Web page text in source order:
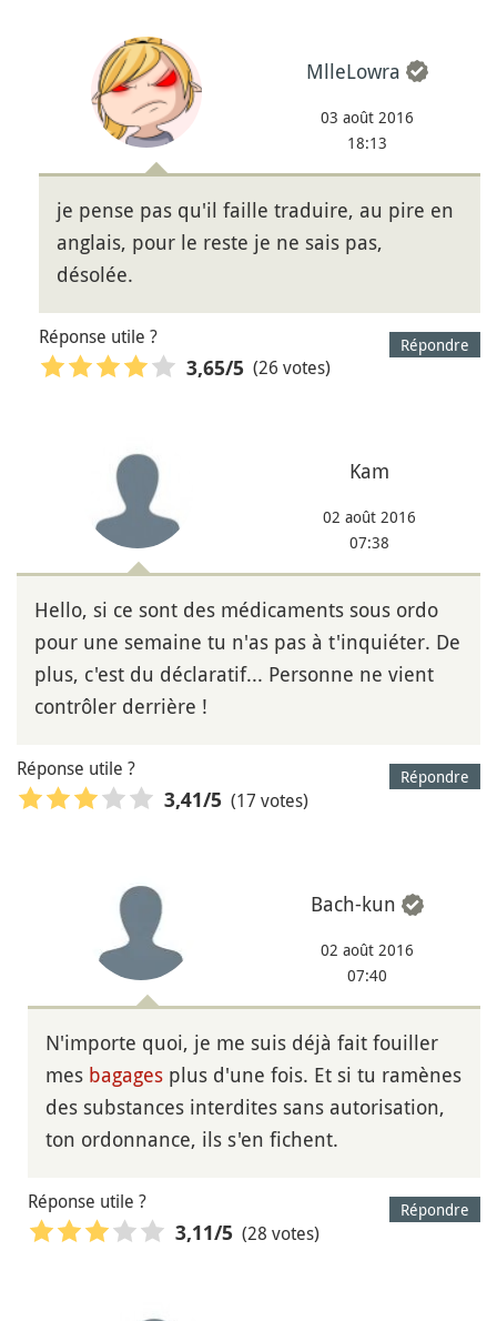
MlleLowra
03 août 2016
18:13
je pense pas qu'il faille traduire, au pire en
anglais, pour le reste je ne sais pas,
désolée.
Répondre
Réponse utile ?
3,65/5 (26 votes)
Kam
02 août 2016
07:38
Hello, si ce sont des médicaments sous ordo
pour une semaine tu n'as pas à t'inquiéter. De
plus, c'est du déclaratif... Personne ne vient
contrôler derrière !
Répondre
Réponse utile ?
3,41/5 (17 votes)
Bach-kun
02 août 2016
07:40
N'importe quoi, je me suis déjà fait fouiller
mes bagages plus d'une fois. Et si tu ramènes
des substances interdites sans autorisation,
ton ordonnance, ils s'en fichent.
Répondre
Réponse utile ?
3,11/5 (28 votes)